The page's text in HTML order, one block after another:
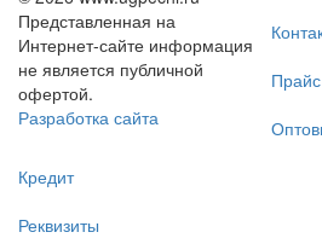
Представленная на
Интернет-сайте информация
не является публичной
офертой.
Разработка сайта
Прайс
Кредит
Реквизиты